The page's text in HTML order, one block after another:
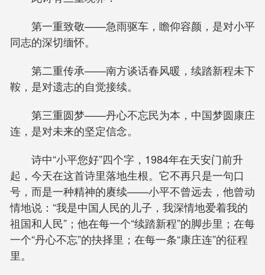
第一重致敬——急雨驱车，瞻仰容颜，是对小平
同志的深切缅怀。
第二重传承——南方谈话春风暖，续踏新程未下
鞍，是对遗志的自觉接续。
第三重圆梦——丹心不忘民为本，中国梦圆康庄
连，是对未来的坚定信念。
诗中“小平您好”四个字，1984年在天安门前升
起，今天在这首诗里落地生根。它不再只是一句口
号，而是一种精神的赓续——小平不曾远去，他曾动
情地说：“我是中国人民的儿子，我深情地爱着我的
祖国和人民”；他在每一个“续踏新程”的脚步里；在每
一个“丹心不忘”的抉择里；在每一条“康庄连”的征程
里。